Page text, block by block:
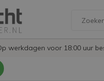
werkdagen voor 18:00 uur